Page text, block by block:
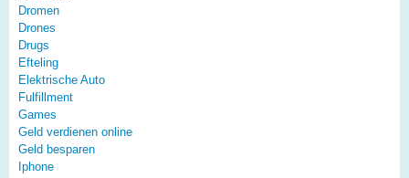
Dromen
Drones
Drugs
Efteling
Elektrische Auto
Fulfillment
Games
Geld verdienen online
Geld besparen
Iphone